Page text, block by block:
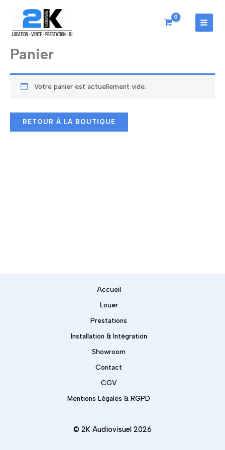
Panier
Votre panier est actuellement vide.
RETOUR À LA BOUTIQUE
Accueil
Louer
Prestations
Installation & Intégration
Showroom
Contact
CGV
Mentions Légales & RGPD
© 2K Audiovisuel 2026